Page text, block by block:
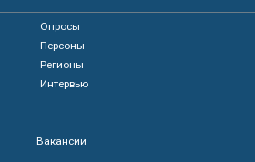
Опросы
Персоны
Регионы
Интервью
Вакансии